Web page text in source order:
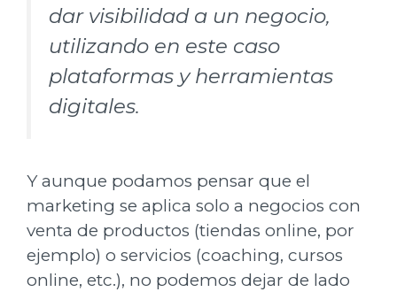
dar visibilidad a un negocio,
utilizando en este caso
plataformas y herramientas
digitales.
Y aunque podamos pensar que el
marketing se aplica solo a negocios con
venta de productos (tiendas online, por
ejemplo) o servicios (coaching, cursos
online, etc.), no podemos dejar de lado